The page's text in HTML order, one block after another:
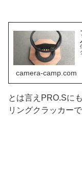
camera-camp.com
とは言えPRO.Sに
リングクラッカー